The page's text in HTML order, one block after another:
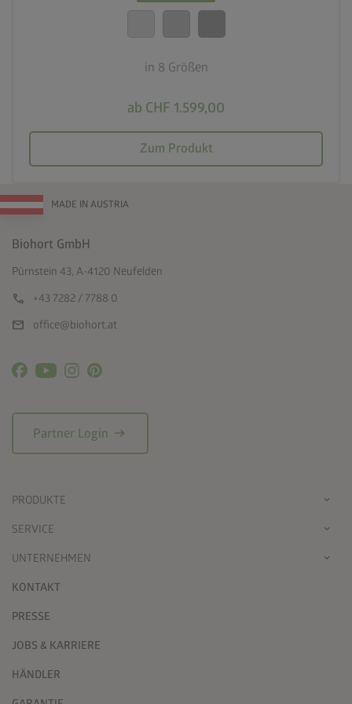
in 8 Größen
ab CHF 1.599,00
Zum Produkt
calendar_month
MADE IN AUSTRIA
Biohort GmbH
Pürnstein 43, A-4120 Neufelden
call +43 7282 / 7788 0
mail office@biohort.at
Partner Login arrow_right_alt
PRODUKTE
SERVICE
UNTERNEHMEN
KONTAKT
PRESSE
JOBS & KARRIERE
HÄNDLER